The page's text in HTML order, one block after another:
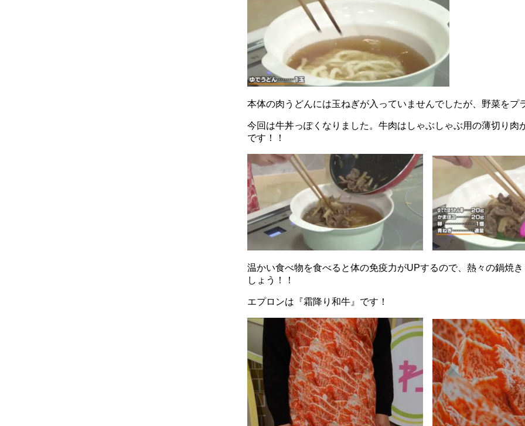
本体の肉うどんには玉ねぎが入っていませんでしたが、野菜をプ
今回は牛丼っぽくなりました。牛肉はしゃぶしゃぶ用の薄切り肉
です！！
温かい食べ物を食べると体の免疫力がUPするので、熱々の鍋焼
しょう！！
エプロンは『霜降り和牛』です！